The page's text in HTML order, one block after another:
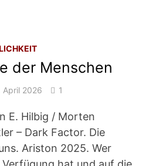
der Menschen
April 2026 1
E. Hilbig / Morten
– Dark Factor. Die
Ariston 2025. Wer